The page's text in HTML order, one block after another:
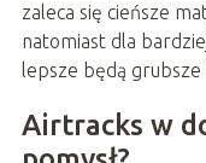
zaleca się cieńsze
natomiast dla
lepsze będą grubsze
Airtracks w